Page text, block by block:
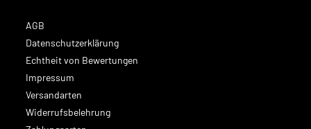
AGB
Datenschutzerklärung
Echtheit von Bewertungen
Impressum
Versandarten
Widerrufsbelehrung